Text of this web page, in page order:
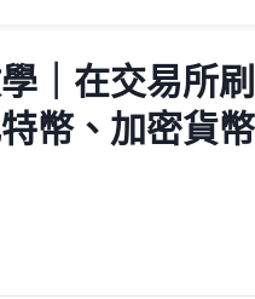
｜在交易所刷
幣、加密貨幣